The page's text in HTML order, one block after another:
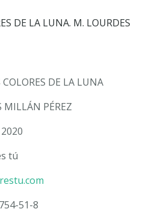
DE LA LUNA. M. LOURDES
DE LA LUNA
MILLÁN PÉREZ
tú
51-8